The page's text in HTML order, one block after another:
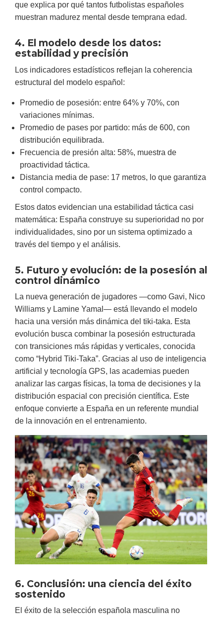
que explica por qué tantos futbolistas españoles
muestran madurez mental desde temprana edad.
4. El modelo desde los datos:
estabilidad y precisión
Los indicadores estadísticos reflejan la coherencia
estructural del modelo español:
Promedio de posesión: entre 64% y 70%, con
variaciones mínimas.
Promedio de pases por partido: más de 600, con
distribución equilibrada.
Frecuencia de presión alta: 58%, muestra de
proactividad táctica.
Distancia media de pase: 17 metros, lo que garantiza
control compacto.
Estos datos evidencian una estabilidad táctica casi
matemática: España construye su superioridad no por
individualidades, sino por un sistema optimizado a
través del tiempo y el análisis.
5. Futuro y evolución: de la posesión al
control dinámico
La nueva generación de jugadores —como Gavi, Nico
Williams y Lamine Yamal— está llevando el modelo
hacia una versión más dinámica del tiki-taka. Esta
evolución busca combinar la posesión estructurada
con transiciones más rápidas y verticales, conocida
como “Hybrid Tiki-Taka”. Gracias al uso de inteligencia
artificial y tecnología GPS, las academias pueden
analizar las cargas físicas, la toma de decisiones y la
distribución espacial con precisión científica. Este
enfoque convierte a España en un referente mundial
de la innovación en el entrenamiento.
6. Conclusión: una ciencia del éxito
sostenido
El éxito de la selección española masculina no